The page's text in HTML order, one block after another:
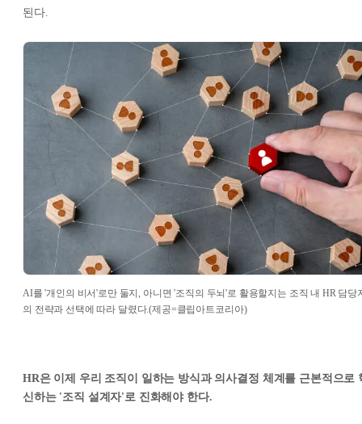
된다.
AI를 '개인의 비서'로만 둘지, 아니면 '조직의 두뇌'로 활용할지는 조직 내 HR 담당
의 전략과 선택에 따라 달렸다.(제공=클립아트코리아)
HR은 이제 우리 조직이 일하는 방식과 의사결정 체계를 근본적으로
신하는 '조직 설계자'로 진화해야 한다.